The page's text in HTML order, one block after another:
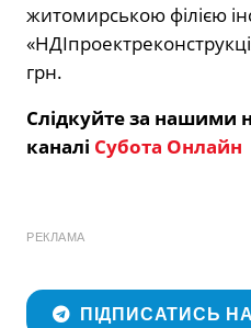
житомирською філією
грн.
Слідкуйте за нашими
каналі Субота Онлайн
РЕКЛАМА
ПІДПИСАТИСЬ